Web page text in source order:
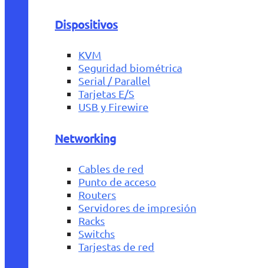
Dispositivos
KVM
Seguridad biométrica
Serial / Parallel
Tarjetas E/S
USB y Firewire
Networking
Cables de red
Punto de acceso
Routers
Servidores de impresión
Racks
Switchs
Tarjestas de red